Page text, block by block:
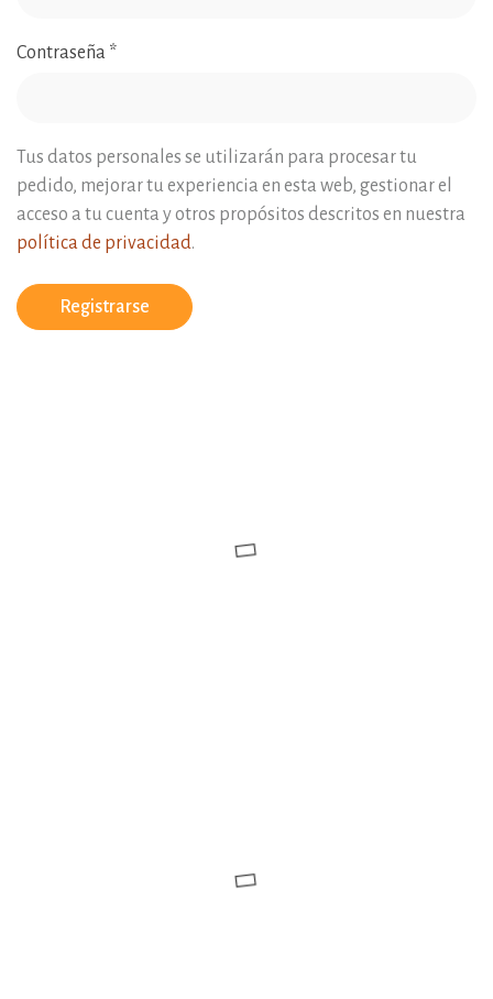
Contraseña *
Tus datos personales se utilizarán para procesar tu
pedido, mejorar tu experiencia en esta web, gestionar el
acceso a tu cuenta y otros propósitos descritos en nuestra
política de privacidad.
Registrarse